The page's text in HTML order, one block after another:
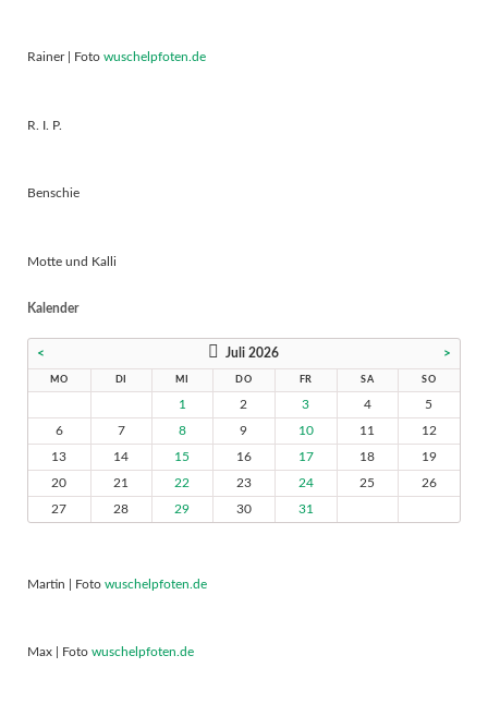
Rainer | Foto wuschelpfoten.de
R. I. P.
Benschie
Motte und Kalli
Kalender
< Juli 2026 >
MO DI MI DO FR SA SO
1 2 3 4
5
6
7 8 9 10 11
12
13
14 15 16 17 18
19
20
21 22 23 24 25
26
27
28 29 30 31
Martin | Foto wuschelpfoten.de
Max | Foto wuschelpfoten.de